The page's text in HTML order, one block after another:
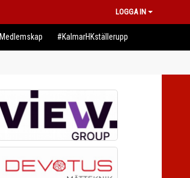
LOGGA IN
Medlemskap #KalmarHKställerupp